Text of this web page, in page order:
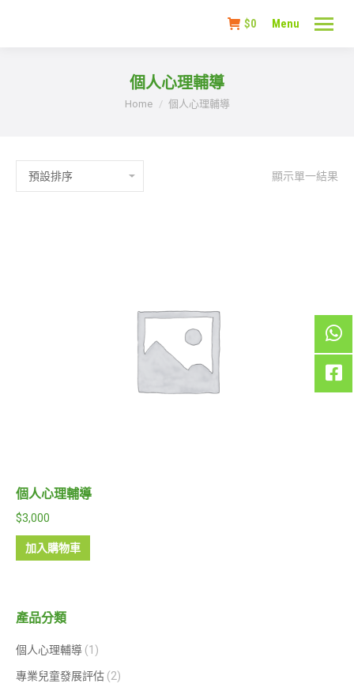
$0 Menu
個人心理輔導
You are here:
Home 個人心理輔導
顯示單一結果
個人心理輔導
$3,000
加入購物車
產品分類
個人心理輔導 (1)
專業兒童發展評估 (2)